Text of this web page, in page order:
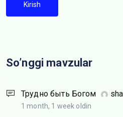
Kirish
So’nggi mavzular
Трудно быть Богом
1 month, 1 week oldin